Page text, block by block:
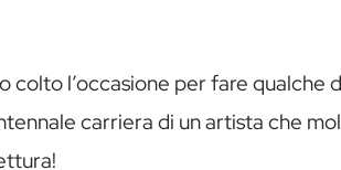
colto l’occasione per fare qualche
carriera di un artista che